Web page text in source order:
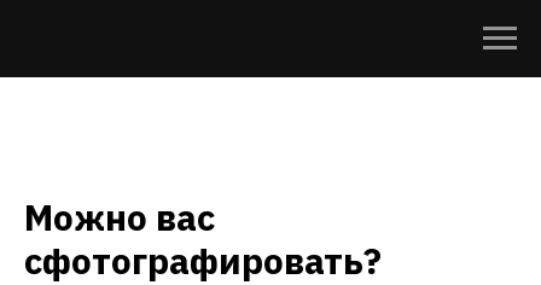
Можно вас
сфотографировать?